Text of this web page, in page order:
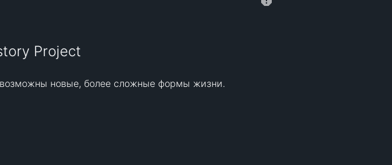
Project
возможны новые, более сложные формы жизни.